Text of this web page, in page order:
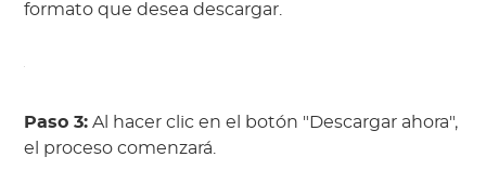
formato que desea descargar.
Paso 3: Al hacer clic en el botón "Descargar ahora",
el proceso comenzará.